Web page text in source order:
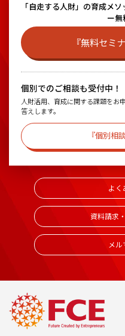
「自走する人財」の育成メソ
ー無
『無料セミ
個別でのご相談も受付中！
人財活用、育成に関する課題をお
答えします。
『個別相
よく
資料請求
メ